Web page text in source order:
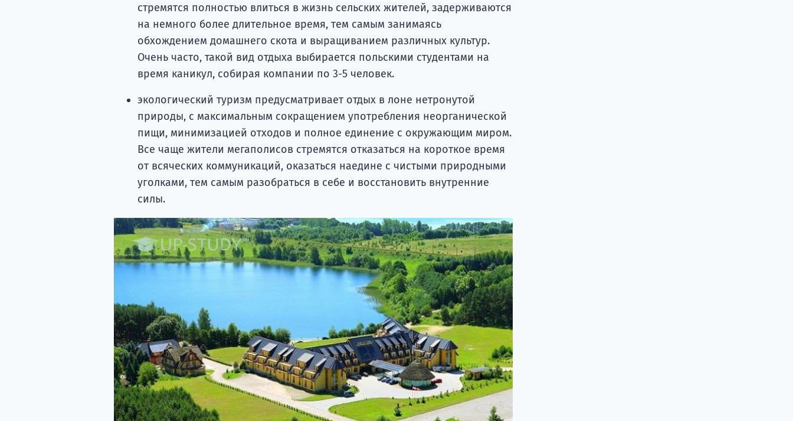
стремятся полностью влиться в жизнь сельских жителей, задерживаются
на немного более длительное время, тем самым занимаясь
обхождением домашнего скота и выращиванием различных культур.
Очень часто, такой вид отдыха выбирается польскими студентами на
время каникул, собирая компании по 3-5 человек.
экологический туризм предусматривает отдых в лоне нетронутой
природы, с максимальным сокращением употребления неорганической
пищи, минимизацией отходов и полное единение с окружающим миром.
Все чаще жители мегаполисов стремятся отказаться на короткое время
от всяческих коммуникаций, оказаться наедине с чистыми природными
уголками, тем самым разобраться в себе и восстановить внутренние
силы.